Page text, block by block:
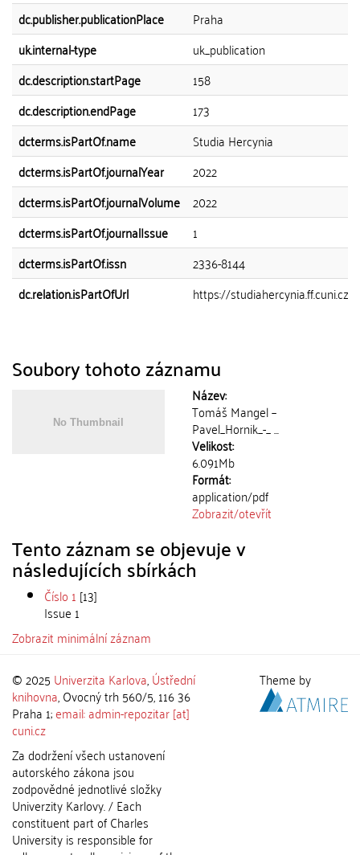
dc.publisher.publicationPlace
Praha
uk.internal-type
uk_publication
dc.description.startPage
158
dc.description.endPage
173
dcterms.isPartOf.name
Studia Hercynia
dcterms.isPartOf.journalYear
2022
dcterms.isPartOf.journalVolume 2022
dcterms.isPartOf.journalIssue
1
dcterms.isPartOf.issn
2336-8144
dc.relation.isPartOfUrl
https://studiahercynia.ff.cuni.cz
Soubory tohoto záznamu
Název:
Tomáš Mangel –
Pavel_Hornik_-_ ...
Velikost:
6.091Mb
Formát:
application/pdf
Zobrazit/otevřít
Tento záznam se objevuje v
následujících sbírkách
Číslo 1 [13]
Issue 1
Zobrazit minimální záznam
© 2025 Univerzita Karlova,Ústřední
knihovna, Ovocný trh 560/5, 116 36
Praha 1;email: admin-repozitar [at]
cuni.cz
Za dodržení všech ustanovení
autorského zákona jsou
zodpovědné jednotlivé složky
Univerzity Karlovy. / Each
constituent part of Charles
University is responsible for
Theme by